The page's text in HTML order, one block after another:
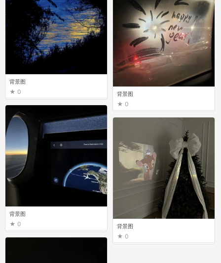
背景图
0 背景图
0
背景图
0 背景图
0